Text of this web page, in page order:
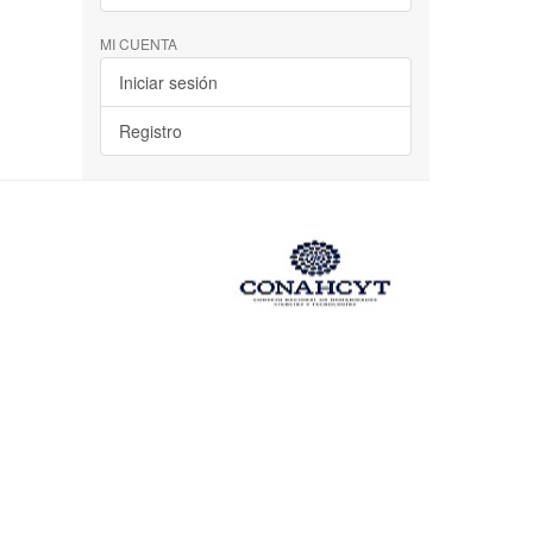
MI CUENTA
Iniciar sesión
Registro